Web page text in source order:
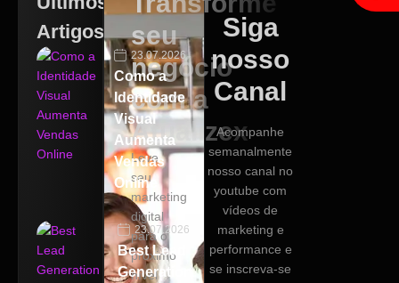
Artigos
23.07.2026
Como a
Identidade
Visual
Aumenta
Vendas
Online
23.07.2026
Best Lead
Generation
seu
negócio
com a
Atualizex
Leve
seu
marketing
digital
para o
próximo
nível
Siga
nosso
Canal
Acompanhe
semanalmente
nosso canal no
youtube com
vídeos de
marketing e
performance e
se inscreva-se